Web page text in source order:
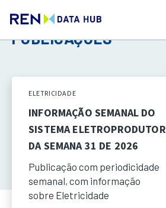
PUBLICAÇÕES
ELETRICIDADE
INFORMAÇÃO SEMANAL DO
SISTEMA ELETROPRODUTOR
DA SEMANA 31 DE 2026
Publicação com periodicidade
semanal, com informação
sobre Eletricidade